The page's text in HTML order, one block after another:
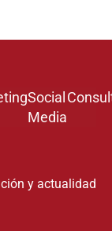
Social
Media
y actualidad